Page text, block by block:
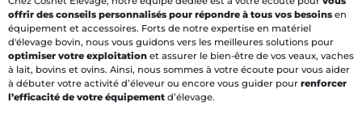
offrir des conseils personnalisés pour répondre à tous vos besoins en
équipement et accessoires. Forts de notre expertise en matériel
d'élevage bovin, nous vous guidons vers les meilleures solutions pour
optimiser votre exploitation et assurer le bien-être de vos veaux, vaches
à lait, bovins et ovins. Ainsi, nous sommes à votre écoute pour vous aider
à débuter votre activité d’éleveur ou encore vous guider pour renforcer
l’efficacité de votre équipement d’élevage.